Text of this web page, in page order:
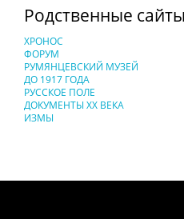
Родственные сайты
ХРОНОС
ФОРУМ
РУМЯНЦЕВСКИЙ МУЗЕЙ
ДО 1917 ГОДА
РУССКОЕ ПОЛЕ
ДОКУМЕНТЫ XX ВЕКА
ИЗМЫ